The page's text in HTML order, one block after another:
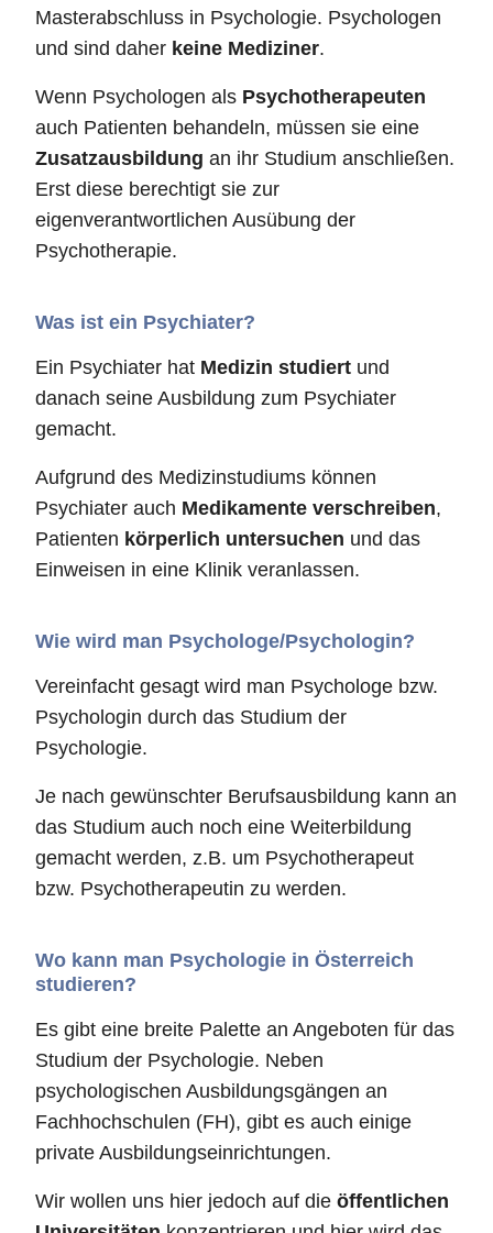
Masterabschluss in Psychologie. Psychologen
und sind daher keine Mediziner.
Wenn Psychologen als Psychotherapeuten
auch Patienten behandeln, müssen sie eine
Zusatzausbildung an ihr Studium anschließen.
Erst diese berechtigt sie zur
eigenverantwortlichen Ausübung der
Psychotherapie.
Was ist ein Psychiater?
Ein Psychiater hat Medizin studiert und
danach seine Ausbildung zum Psychiater
gemacht.
Aufgrund des Medizinstudiums können
Psychiater auch Medikamente verschreiben,
Patienten körperlich untersuchen und das
Einweisen in eine Klinik veranlassen.
Wie wird man Psychologe/Psychologin?
Vereinfacht gesagt wird man Psychologe bzw.
Psychologin durch das Studium der
Psychologie.
Je nach gewünschter Berufsausbildung kann an
das Studium auch noch eine Weiterbildung
gemacht werden, z.B. um Psychotherapeut
bzw. Psychotherapeutin zu werden.
Wo kann man Psychologie in Österreich
studieren?
Es gibt eine breite Palette an Angeboten für das
Studium der Psychologie. Neben
psychologischen Ausbildungsgängen an
Fachhochschulen (FH), gibt es auch einige
private Ausbildungseinrichtungen.
Wir wollen uns hier jedoch auf die öffentlichen